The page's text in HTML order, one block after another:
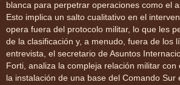
blanca para perpetrar operaciones como el
Esto implica un salto cualitativo en el
opera fuera del protocolo militar, lo que les
de la clasificación y, a menudo, fuera de los
entrevista, el secretario de Asuntos
Forti, analiza la compleja relación militar
la instalación de una base del Comando